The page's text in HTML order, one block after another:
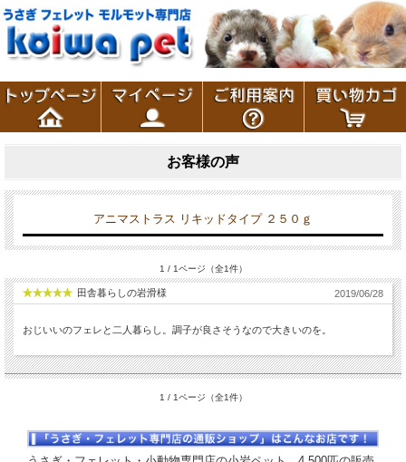
お客様の声
アニマストラス リキッドタイプ ２５０ｇ
1 / 1ページ（全1件）
田舎暮らしの岩滑様 2019/06/28
おじいいのフェレと二人暮らし。調子が良さそうなので大きいのを。
1 / 1ページ（全1件）